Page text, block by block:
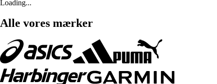
Loading...
Alle vores mærker